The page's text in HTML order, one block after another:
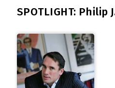
SPOTLIGHT: Philip